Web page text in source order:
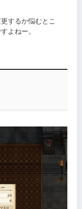
するか悩むとこ
よねー。